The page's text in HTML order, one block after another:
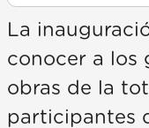
La
conocer a los
obras de la
participantes